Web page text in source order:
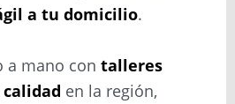
a tu domicilio.
a mano con talleres
en la región,